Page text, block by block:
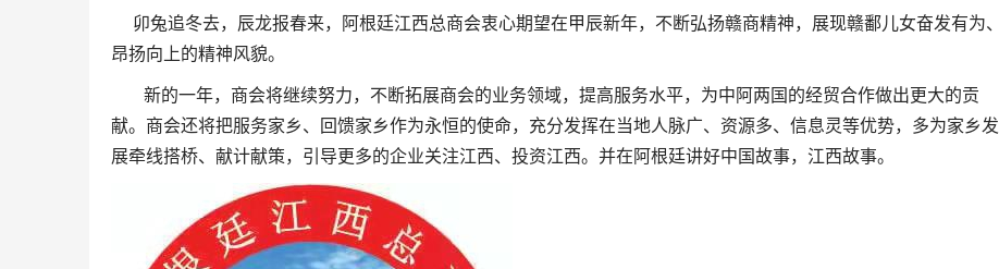
卯兔追冬去，辰龙报春来，阿根廷江西总商会衷心期望在甲辰新年，不断弘扬赣商精神，展现赣鄱儿女奋发有为、
昂扬向上的精神风貌。
新的一年，商会将继续努力，不断拓展商会的业务领域，提高服务水平，为中阿两国的经贸合作做出更大的贡
献。商会还将把服务家乡、回馈家乡作为永恒的使命，充分发挥在当地人脉广、资源多、信息灵等优势，多为家乡发
展牵线搭桥、献计献策，引导更多的企业关注江西、投资江西。并在阿根廷讲好中国故事，江西故事。